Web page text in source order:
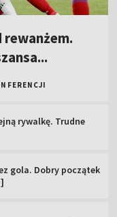
rywalkę. Trudne
gola. Dobry początek